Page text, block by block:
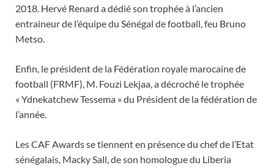
2018. Hervé Renard a dédié son trophée à l’ancien
entraineur de l’équipe du Sénégal de football, feu Bruno
Metso.
Enfin, le président de la Fédération royale marocaine de
football (FRMF), M. Fouzi Lekjaa, a décroché le trophée
« Ydnekatchew Tessema » du Président de la fédération de
l’année.
Les CAF Awards se tiennent en présence du chef de l’Etat
sénégalais, Macky Sall, de son homologue du Liberia